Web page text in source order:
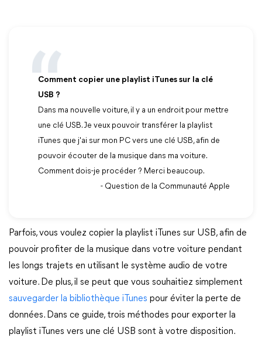
Comment copier une playlist iTunes sur la clé
USB ?
Dans ma nouvelle voiture, il y a un endroit pour mettre
une clé USB. Je veux pouvoir transférer la playlist
iTunes que j'ai sur mon PC vers une clé USB, afin de
pouvoir écouter de la musique dans ma voiture.
Comment dois-je procéder ? Merci beaucoup.
- Question de la Communauté Apple
Parfois, vous voulez copier la playlist iTunes sur USB, afin de
pouvoir profiter de la musique dans votre voiture pendant
les longs trajets en utilisant le système audio de votre
voiture. De plus, il se peut que vous souhaitiez simplement
sauvegarder la bibliothèque iTunes pour éviter la perte de
données. Dans ce guide, trois méthodes pour exporter la
playlist iTunes vers une clé USB sont à votre disposition.